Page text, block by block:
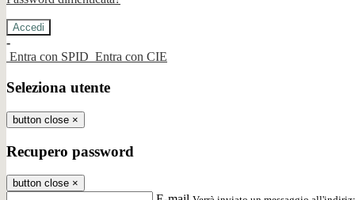
-
Entra con SPID Entra con CIE
Seleziona utente
button close ×
Recupero password
button close ×